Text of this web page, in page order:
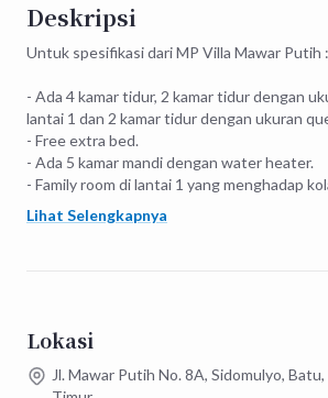
Deskripsi
Untuk spesifikasi dari MP Villa Mawar Putih :
- Ada 4 kamar tidur, 2 kamar tidur dengan
lantai 1 dan 2 kamar tidur dengan ukuran
- Free extra bed.
- Ada 5 kamar mandi dengan water heater.
- Family room di lantai 1 yang menghadap
dilengkapi dengan bean bag.
- Private pool.
Lihat Selengkapnya
Lokasi
Jl. Mawar Putih No. 8A, Sidomulyo,